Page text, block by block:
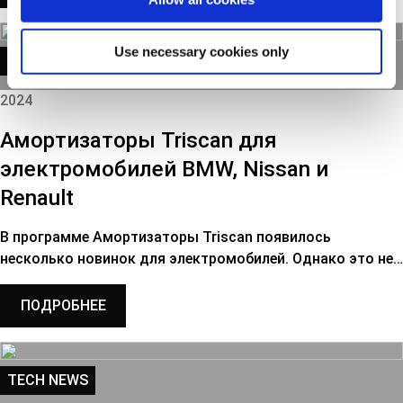
Use necessary cookies only
2024
Амортизаторы Triscan для
электромобилей BMW, Nissan и
Renault
В программе Амортизаторы Triscan появилось
несколько новинок для электромобилей. Однако это не…
ПОДРОБНЕЕ
TECH NEWS